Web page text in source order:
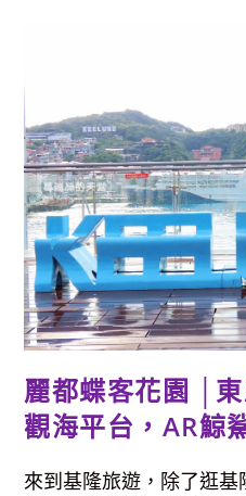
過
看
展
穿
梭
民
國
經
典
年
代，
懷
舊
好
拍、
免
參
觀
麗都蝶客花園 │
觀海平台，AR鯨
來到基隆旅遊，除了逛